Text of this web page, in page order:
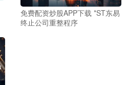
免费配资炒股APP下载 *ST东易
终止公司重整程序